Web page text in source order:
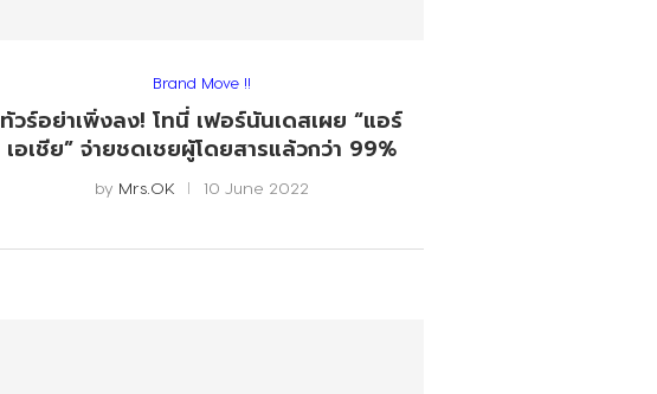
Brand Move !!
ทัวร์อย่าเพิ่งลง! โทนี่ เฟอร์นันเดสเผย “แอร์
เอเชีย” จ่ายชดเชยผู้โดยสารแล้วกว่า 99%
by Mrs.OK 10 June 2022